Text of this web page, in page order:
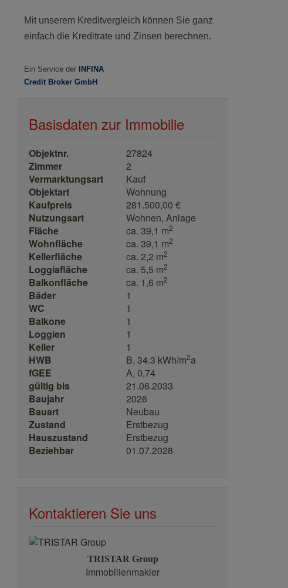
Basisdaten zur Immobilie
Objektnr.
27824
Zimmer
2
Vermarktungsart
Kauf
Objektart
Wohnung
Kaufpreis
281.500,00 €
Nutzungsart
Wohnen Anlage
Fläche
ca. 39,1 m2
Wohnfläche ca. 39,1 m2
Kellerfläche ca. 2,2 m2
Loggiafläche ca. 5,5 m2
Balkonfläche ca. 1,6 m2
Bäder
1
WC
1
Balkone
1
Loggien
1
Keller
1
HWB
B, 34.3 kWh/m2a
fGEE
A, 0,74
gültig bis
21.06.2033
Baujahr
2026
Bauart
Neubau
Zustand
Erstbezug
Hauszustand
Erstbezug
Beziehbar
01.07.2028
Kontaktieren Sie uns
TRISTAR Group
Immobilienmakler